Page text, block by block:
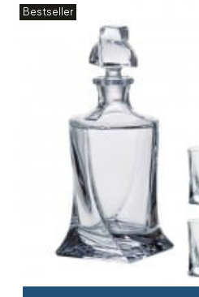
Bestseller